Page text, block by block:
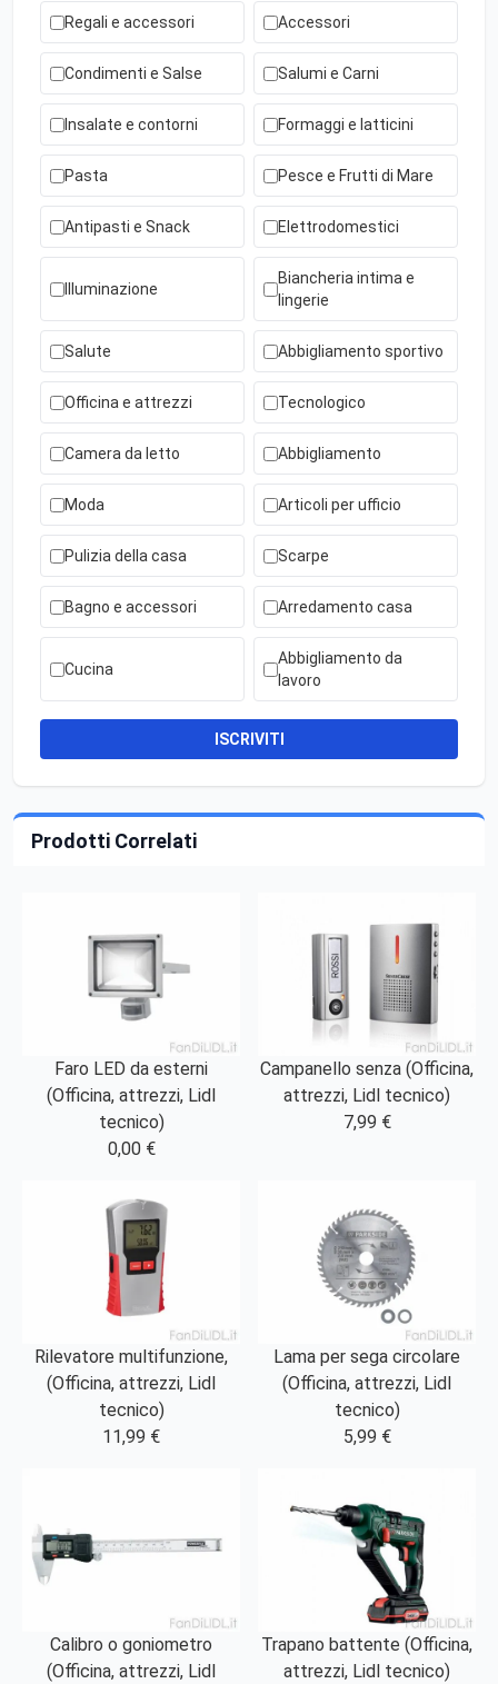
Regali e accessori Accessori
Condimenti e Salse Salumi e Carni
Insalate e contorni Formaggi e latticini
Pasta Pesce e Frutti di Mare
Antipasti e Snack Elettrodomestici
Illuminazione
Biancheria intima e
lingerie
Salute Abbigliamento sportivo
Officina e attrezzi Tecnologico
Camera da letto Abbigliamento
Moda Articoli per ufficio
Pulizia della casa Scarpe
Bagno e accessori Arredamento casa
Cucina
Abbigliamento da
lavoro
ISCRIVITI
Prodotti Correlati
Faro LED da esterni
(Officina, attrezzi, Lidl
tecnico)
0,00 €
Campanello senza (Officina,
attrezzi, Lidl tecnico)
7,99 €
Rilevatore multifunzione,
(Officina, attrezzi, Lidl
tecnico)
11,99 €
Lama per sega circolare
(Officina, attrezzi, Lidl
tecnico)
5,99 €
Calibro o goniometro
(Officina, attrezzi, Lidl
Trapano battente (Officina,
attrezzi, Lidl tecnico)